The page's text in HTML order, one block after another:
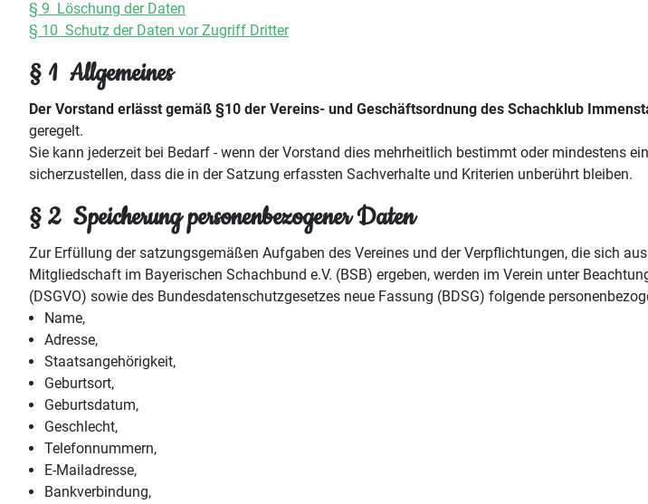
§ 9 Löschung der Daten
§ 10 Schutz der Daten vor Zugriff Dritter
§ 1 Allgemeines
Der Vorstand erlässt gemäß §10 der Vereins- und Geschäftsordnung des Schachklub
geregelt.
Sie kann jederzeit bei Bedarf - wenn der Vorstand dies mehrheitlich bestimmt oder mindestens
sicherzustellen, dass die in der Satzung erfassten Sachverhalte und Kriterien unberührt bleiben.
§ 2 Speicherung personenbezogener Daten
Zur Erfüllung der satzungsgemäßen Aufgaben des Vereines und der Verpflichtungen, die sich
Mitgliedschaft im Bayerischen Schachbund e.V. (BSB) ergeben, werden im Verein unter
(DSGVO) sowie des Bundesdatenschutzgesetzes neue Fassung (BDSG) folgende
Name,
Adresse,
Staatsangehörigkeit,
Geburtsort,
Geburtsdatum,
Geschlecht,
Telefonnummern,
E-Mailadresse,
Bankverbindung,